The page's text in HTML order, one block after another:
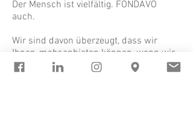
Der Mensch ist vielfältig. FONDAVO
auch.
Wir sind davon überzeugt, dass wir
Ihnen mehranbieten können, wenn wir
mehr
tun. Wir glauben daran, dass